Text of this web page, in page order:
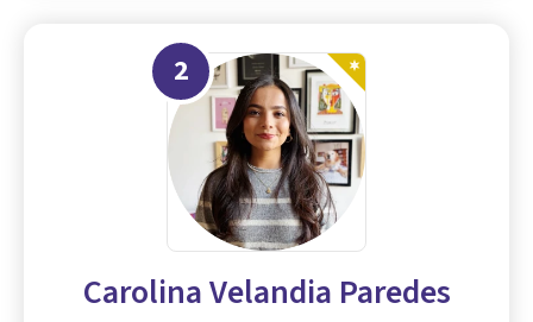
2
Carolina Velandia Paredes